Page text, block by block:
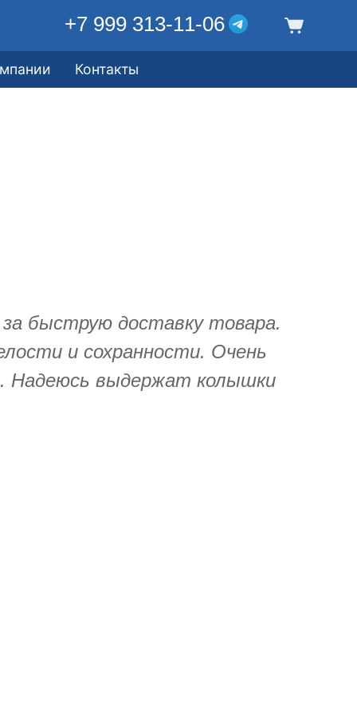
+7 999 313-11-06
Контакты
быструю доставку товара.
и сохранности. Очень
Надеюсь выдержат колышки